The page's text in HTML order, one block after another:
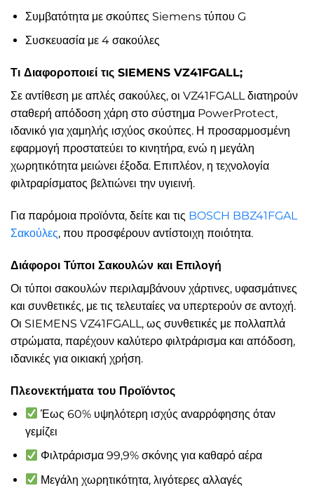
Συμβατότητα με σκούπες Siemens τύπου G
Συσκευασία με 4 σακούλες
Τι Διαφοροποιεί τις SIEMENS VZ41FGALL;
Σε αντίθεση με απλές σακούλες, οι VZ41FGALL διατηρούν
σταθερή απόδοση χάρη στο σύστημα PowerProtect,
ιδανικό για χαμηλής ισχύος σκούπες. Η προσαρμοσμένη
εφαρμογή προστατεύει το κινητήρα, ενώ η μεγάλη
χωρητικότητα μειώνει έξοδα. Επιπλέον, η τεχνολογία
φιλτραρίσματος βελτιώνει την υγιεινή.
Για παρόμοια προϊόντα, δείτε και τις BOSCH BBZ41FGAL
Σακούλες, που προσφέρουν αντίστοιχη ποιότητα.
Διάφοροι Τύποι Σακουλών και Επιλογή
Οι τύποι σακουλών περιλαμβάνουν χάρτινες, υφασμάτινες
και συνθετικές, με τις τελευταίες να υπερτερούν σε αντοχή.
Οι SIEMENS VZ41FGALL, ως συνθετικές με πολλαπλά
στρώματα, παρέχουν καλύτερο φιλτράρισμα και απόδοση,
ιδανικές για οικιακή χρήση.
Πλεονεκτήματα του Προϊόντος
Έως 60% υψηλότερη ισχύς αναρρόφησης όταν
γεμίζει
Φιλτράρισμα 99,9% σκόνης για καθαρό αέρα
Μεγάλη χωρητικότητα, λιγότερες αλλαγές